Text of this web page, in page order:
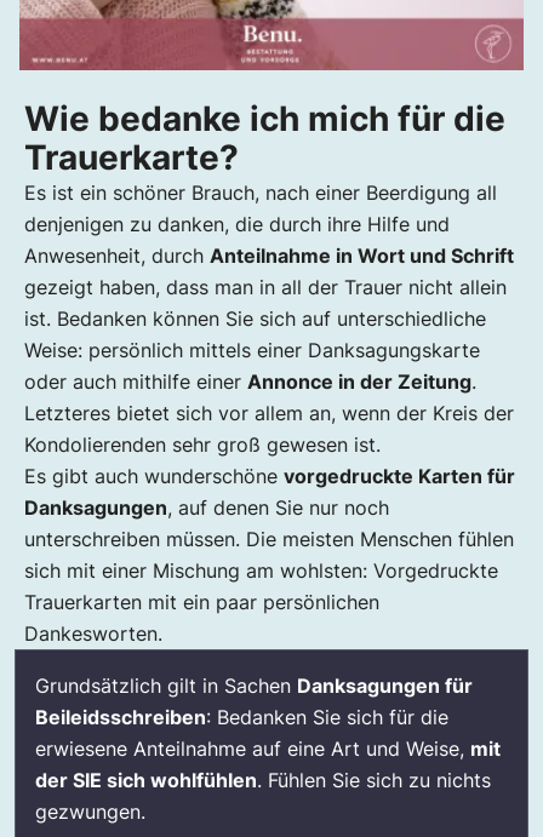
Wie bedanke ich mich für die
Trauerkarte?
Es ist ein schöner Brauch, nach einer Beerdigung all
denjenigen zu danken, die durch ihre Hilfe und
Anwesenheit, durch Anteilnahme in Wort und Schrift
gezeigt haben, dass man in all der Trauer nicht allein
ist. Bedanken können Sie sich auf unterschiedliche
Weise: persönlich mittels einer Danksagungskarte
oder auch mithilfe einer Annonce in der Zeitung.
Letzteres bietet sich vor allem an, wenn der Kreis der
Kondolierenden sehr groß gewesen ist.
Es gibt auch wunderschöne vorgedruckte Karten für
Danksagungen, auf denen Sie nur noch
unterschreiben müssen. Die meisten Menschen fühlen
sich mit einer Mischung am wohlsten: Vorgedruckte
Trauerkarten mit ein paar persönlichen
Dankesworten.
Grundsätzlich gilt in Sachen Danksagungen für
Beileidsschreiben: Bedanken Sie sich für die
erwiesene Anteilnahme auf eine Art und Weise, mit
der SIE sich wohlfühlen. Fühlen Sie sich zu nichts
gezwungen.